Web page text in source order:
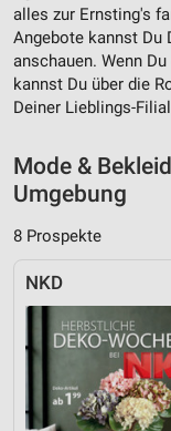
alles zur Ernsting's
Angebote kannst Du
anschauen. Wenn
kannst Du über die
Deiner Lieblings-
Mode &
Umgebung
8 Prospekte
NKD
Erstellung von
Werbung
Verwendung von
personalisierter
Erstellung von
von Inhalten
Verwendung von
personalisierter
Messung der
Messung der
Analyse von
Kombinationen
Quellen